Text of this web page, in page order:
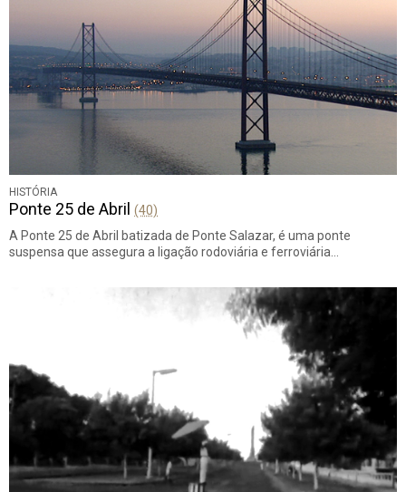
HISTÓRIA
Ponte 25 de Abril (40)
A Ponte 25 de Abril batizada de Ponte Salazar, é uma ponte
suspensa que assegura a ligação rodoviária e ferroviária…